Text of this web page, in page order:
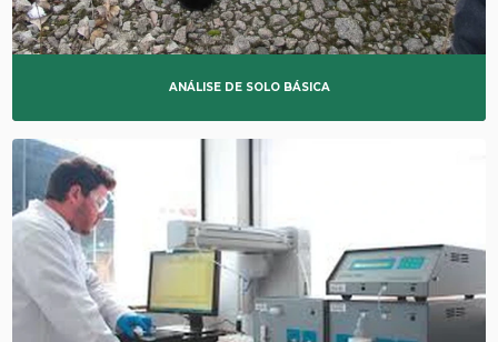
ANÁLISE DE SOLO BÁSICA